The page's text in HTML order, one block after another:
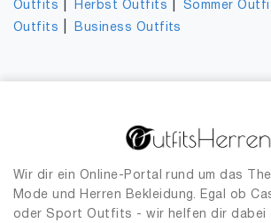
Outfits
Herbst Outfits Sommer
Outfits
Business Outfits
Wir dir ein Online-Portal rund um das
Mode und Herren Bekleidung. Egal ob
oder Sport Outfits - wir helfen dir dabei